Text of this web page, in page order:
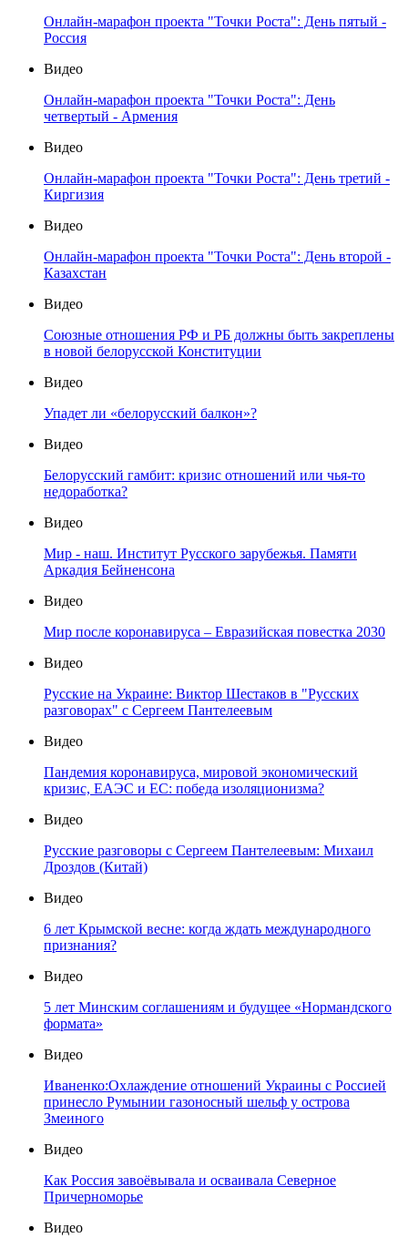
Онлайн-марафон проекта "Точки Роста": День пятый -
Россия
Видео
Онлайн-марафон проекта "Точки Роста": День
четвертый - Армения
Видео
Онлайн-марафон проекта "Точки Роста": День третий -
Киргизия
Видео
Онлайн-марафон проекта "Точки Роста": День второй -
Казахстан
Видео
Союзные отношения РФ и РБ должны быть закреплены
в новой белорусской Конституции
Видео
Упадет ли «белорусский балкон»?
Видео
Белорусский гамбит: кризис отношений или чья-то
недоработка?
Видео
Мир - наш. Институт Русского зарубежья. Памяти
Аркадия Бейненсона
Видео
Мир после коронавируса – Евразийская повестка 2030
Видео
Русские на Украине: Виктор Шестаков в "Русских
разговорах" с Сергеем Пантелеевым
Видео
Пандемия коронавируса, мировой экономический
кризис, ЕАЭС и ЕС: победа изоляционизма?
Видео
Русские разговоры с Сергеем Пантелеевым: Михаил
Дроздов (Китай)
Видео
6 лет Крымской весне: когда ждать международного
признания?
Видео
5 лет Минским соглашениям и будущее «Нормандского
формата»
Видео
Иваненко:Охлаждение отношений Украины с Россией
принесло Румынии газоносный шельф у острова
Змеиного
Видео
Как Россия завоёвывала и осваивала Северное
Причерноморье
Видео